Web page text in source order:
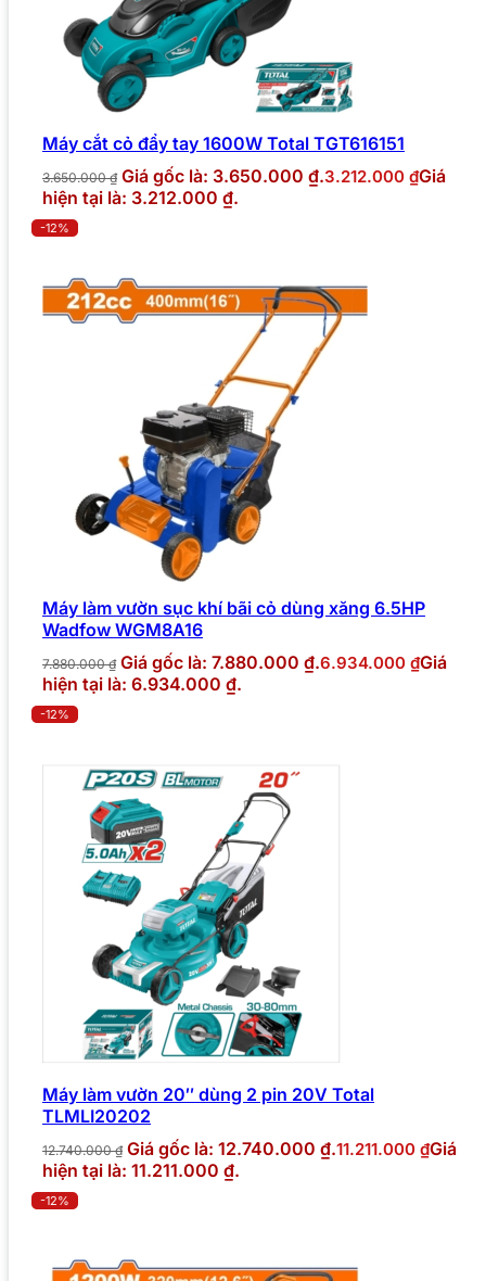
Máy cắt cỏ đẩy tay 1600W Total TGT616151
3.650.000₫ Giá gốc là: 3.650.000 ₫.3.212.000 ₫Giá
hiện tại là: 3.212.000 ₫.
-12%
Máy làm vườn sục khí bãi cỏ dùng xăng 6.5HP
Wadfow WGM8A16
7.880.000₫ Giá gốc là: 7.880.000 ₫.6.934.000 ₫Giá
hiện tại là: 6.934.000 ₫.
-12%
Máy làm vườn 20″ dùng 2 pin 20V Total
TLMLI20202
12.740.000₫ Giá gốc là: 12.740.000 ₫.11.211.000 ₫Giá
hiện tại là: 11.211.000 ₫.
-12%